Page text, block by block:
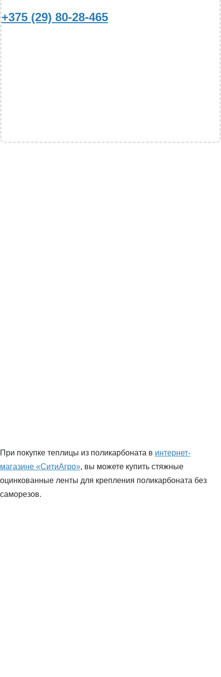
+375 (29) 80-28-465
При покупке теплицы из поликарбоната в интернет-
магазине «СитиАгро», вы можете купить стяжные
оцинкованные ленты для крепления поликарбоната без
саморезов.